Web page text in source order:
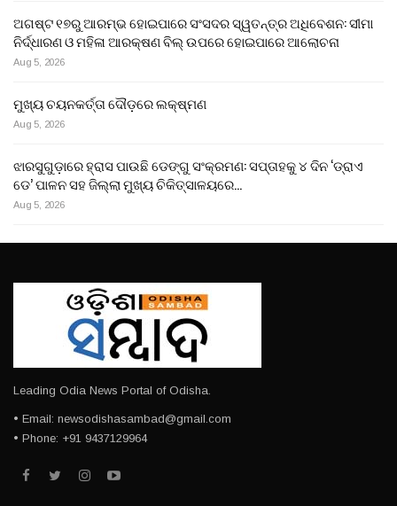
ଅଗଷ୍ଟ ୧୭ରୁ ଆରମ୍ଭ ହୋଇପାରେ ସଂସଦର ସ୍ୱତନ୍ତ୍ର ଅଧିବେଶନ: ସୀମା
ନିର୍ଦ୍ଧାରଣ ଓ ମହିଳା ଆରକ୍ଷଣ ବିଲ୍ ଉପରେ ହୋଇପାରେ ଆଲୋଚନା
Aug 5, 2026
ମୁଖ୍ୟ ଚୟନକର୍ତ୍ତା ଦୌଡ଼ରେ ଲକ୍ଷ୍ମଣ
Aug 5, 2026
ଝାରସୁଗୁଡ଼ାରେ ହ୍ରାସ ପାଉଛି ଡେଙ୍ଗୁ ସଂକ୍ରମଣ: ସପ୍ତାହକୁ ୪ ଦିନ ‘ଡ୍ରାଏ
ଡେ’ ପାଳନ ସହ ଜିଲ୍ଲା ମୁଖ୍ୟ ଚିକିତ୍ସାଳୟରେ…
Aug 5, 2026
Leading Odia News Portal of Odisha.
• Email: newsodishasambad@gmail.com
• Phone: +91 9437129964